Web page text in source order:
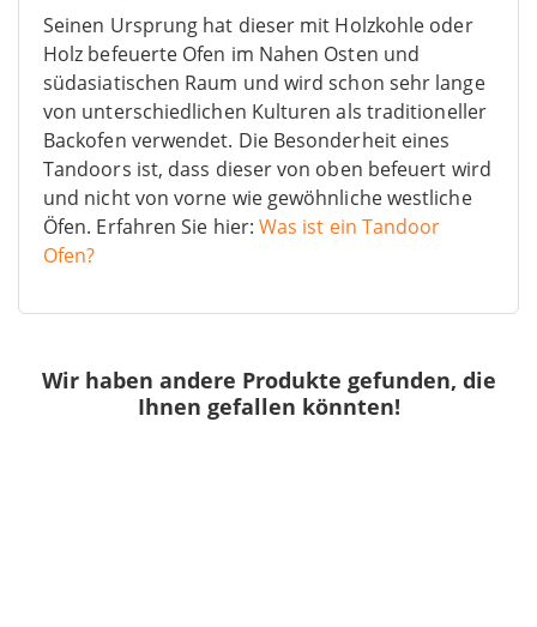
Seinen Ursprung hat dieser mit Holzkohle oder
Holz befeuerte Ofen im Nahen Osten und
südasiatischen Raum und wird schon sehr lange
von unterschiedlichen Kulturen als traditioneller
Backofen verwendet. Die Besonderheit eines
Tandoors ist, dass dieser von oben befeuert wird
und nicht von vorne wie gewöhnliche westliche
Öfen. Erfahren Sie hier:Was ist ein Tandoor
Ofen?
Wir haben andere Produkte gefunden, die
Ihnen gefallen könnten!